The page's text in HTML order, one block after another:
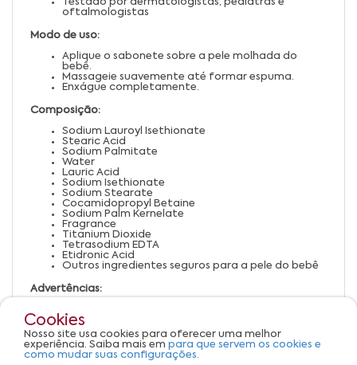
oftalmologistas
Modo de uso:
Aplique o sabonete sobre a pele molhada do
bebê.
Massageie suavemente até formar espuma.
Enxágue completamente.
Composição:
Sodium Lauroyl Isethionate
Stearic Acid
Sodium Palmitate
Water
Lauric Acid
Sodium Isethionate
Sodium Stearate
Cocamidopropyl Betaine
Sodium Palm Kernelate
Fragrance
Titanium Dioxide
Tetrasodium EDTA
Etidronic Acid
Outros ingredientes seguros para a pele do bebê
Advertências:
Evite contato com os olhos.
Suspenda o uso em caso de irritação.
Mantenha fora do alcance de crianças.
Armazene em local fresco e seco.
Cookies
Nosso site usa cookies para oferecer uma melhor
experiência. Saiba mais em para que servem os cookies e
como mudar suas configurações.